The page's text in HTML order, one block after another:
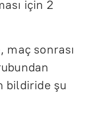
için 2
maç sonrası
bildiride şu